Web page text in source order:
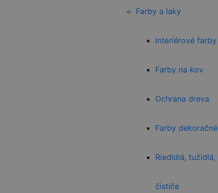
Farby a laky
Interiérové farby
Farby na kov
Ochrana dreva
Farby dekoračné
Riedidlá, tužidlá,
čističe